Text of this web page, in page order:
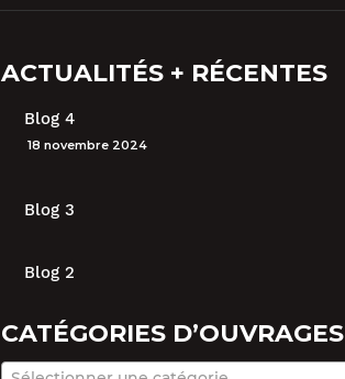
ACTUALITÉS + RÉCENTES
Blog 4
18 novembre 2024
Blog 3
Blog 2
CATÉGORIES D’OUVRAGES